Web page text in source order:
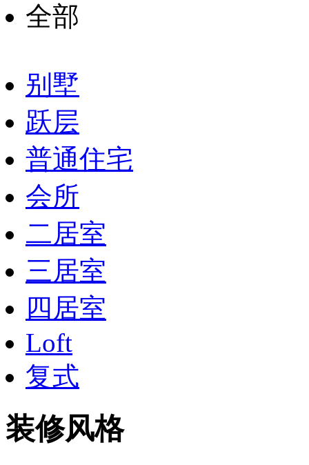
全部
别墅
跃层
普通住宅
会所
二居室
三居室
四居室
Loft
复式
装修风格